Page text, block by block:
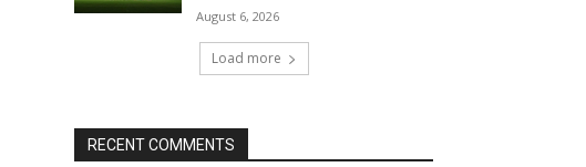
August 6, 2026
Load more
RECENT COMMENTS